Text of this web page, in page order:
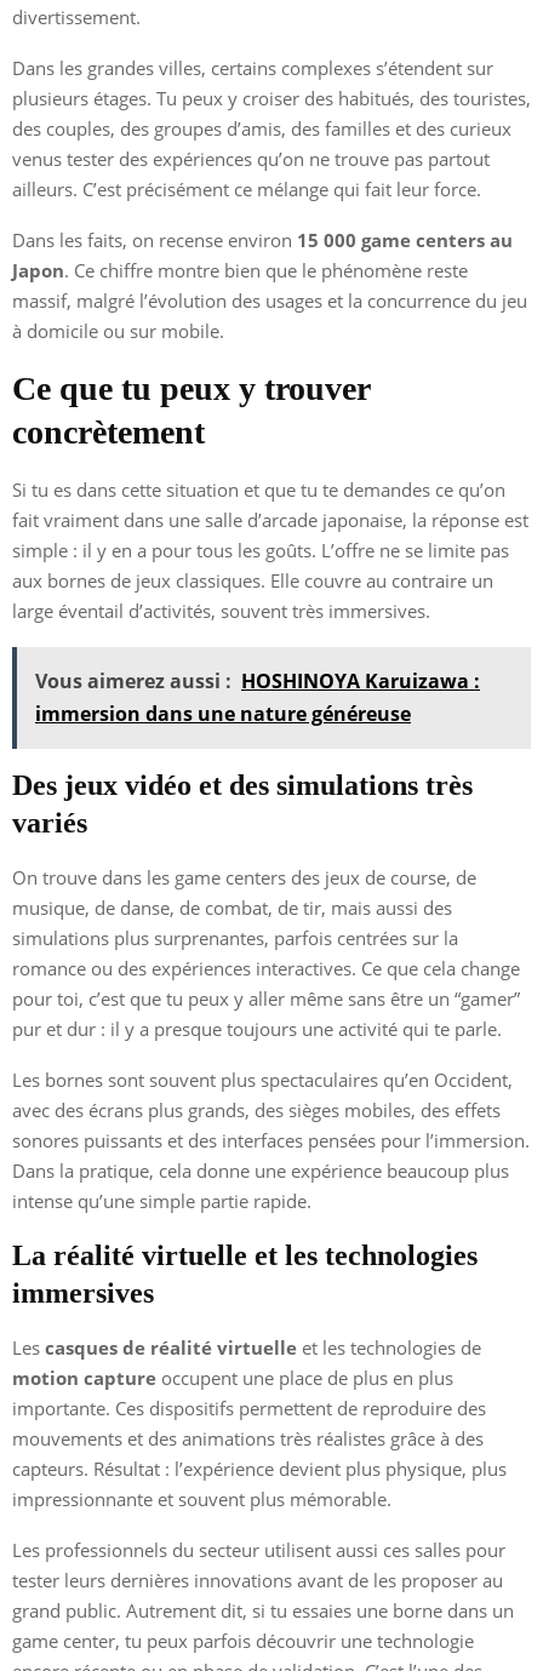
divertissement.
Dans les grandes villes, certains complexes s’étendent sur
plusieurs étages. Tu peux y croiser des habitués, des touristes,
des couples, des groupes d’amis, des familles et des curieux
venus tester des expériences qu’on ne trouve pas partout
ailleurs. C’est précisément ce mélange qui fait leur force.
Dans les faits, on recense environ 15 000 game centers au
Japon. Ce chiffre montre bien que le phénomène reste
massif, malgré l’évolution des usages et la concurrence du jeu
à domicile ou sur mobile.
Ce que tu peux y trouver
concrètement
Si tu es dans cette situation et que tu te demandes ce qu’on
fait vraiment dans une salle d’arcade japonaise, la réponse est
simple : il y en a pour tous les goûts. L’offre ne se limite pas
aux bornes de jeux classiques. Elle couvre au contraire un
large éventail d’activités, souvent très immersives.
Vous aimerez aussi : HOSHINOYA Karuizawa :
immersion dans une nature généreuse
Des jeux vidéo et des simulations très
variés
On trouve dans les game centers des jeux de course, de
musique, de danse, de combat, de tir, mais aussi des
simulations plus surprenantes, parfois centrées sur la
romance ou des expériences interactives. Ce que cela change
pour toi, c’est que tu peux y aller même sans être un “gamer”
pur et dur : il y a presque toujours une activité qui te parle.
Les bornes sont souvent plus spectaculaires qu’en Occident,
avec des écrans plus grands, des sièges mobiles, des effets
sonores puissants et des interfaces pensées pour l’immersion.
Dans la pratique, cela donne une expérience beaucoup plus
intense qu’une simple partie rapide.
La réalité virtuelle et les technologies
immersives
Les casques de réalité virtuelle et les technologies de
motion capture occupent une place de plus en plus
importante. Ces dispositifs permettent de reproduire des
mouvements et des animations très réalistes grâce à des
capteurs. Résultat : l’expérience devient plus physique, plus
impressionnante et souvent plus mémorable.
Les professionnels du secteur utilisent aussi ces salles pour
tester leurs dernières innovations avant de les proposer au
grand public. Autrement dit, si tu essaies une borne dans un
game center, tu peux parfois découvrir une technologie